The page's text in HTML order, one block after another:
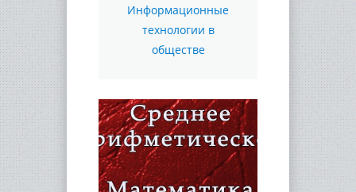
Информационные
технологии в
обществе